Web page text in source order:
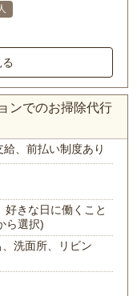
ンでのお掃除代行
給、前払い制度あり
きな日に働くこと
ら選択)
洗面所、リビン